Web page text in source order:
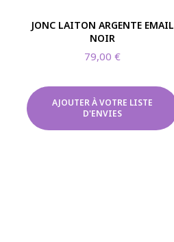
JONC LAITON ARGENTE EMAIL
NOIR
79,00 €
AJOUTER À VOTRE LISTE
D'ENVIES